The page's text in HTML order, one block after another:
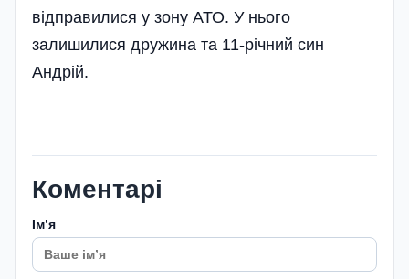
відправилися у зону АТО. У нього
залишилися дружина та 11-річний син
Андрій.
Коментарі
Імʼя